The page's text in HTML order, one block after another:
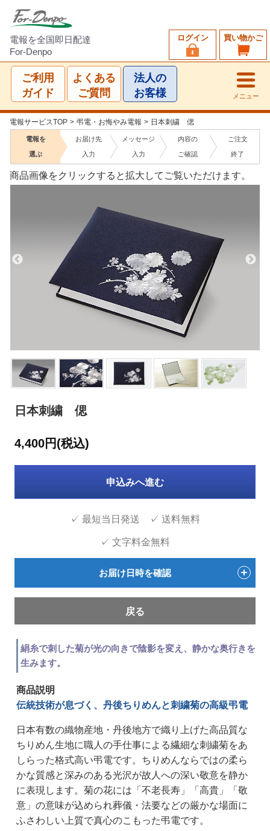
電報を全国即日配達
For-Denpo
買い物かご
ログイン
ご利用
ガイド
よくある
ご質問
法人の
お客様
メニュー
電報サービスTOP > 弔電・お悔やみ電報 > 日本刺繍 偲
電報を
選ぶ
お届け先
入力
メッセージ
入力
内容の
ご確認
ご注文
終了
商品画像をクリックすると拡大してご覧いただけます。
日本刺繍 偲
絹糸で刺した菊が光の向きで陰影を変え、静かな奥行きを
生みます。
商品説明
伝統技術が息づく、丹後ちりめんと刺繍菊の高級弔電
日本有数の織物産地・丹後地方で織り上げた高品質な
ちりめん生地に職人の手仕事による繊細な刺繍菊をあ
しらった格式高い弔電です。ちりめんならではの柔ら
かな質感と深みのある光沢が故人への深い敬意を静か
に表現します。菊の花には「不老長寿」「高貴」「敬
意」の意味が込められ葬儀・法要などの厳かな場面に
ふさわしい上質で真心のこもった弔電です。
4,400円(税込)
申込みへ進む
✓ 最短当日発送 ✓ 送料無料
✓ 文字料金無料
お届け日時を確認
戻る